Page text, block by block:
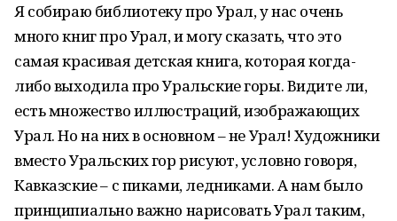
Я собираю библиотеку про Урал, у нас очень
много книг про Урал, и могу сказать, что это
самая красивая детская книга, которая когда-
либо выходила про Уральские горы. Видите ли,
есть множество иллюстраций, изображающих
Урал. Но на них в основном – не Урал! Художники
вместо Уральских гор рисуют, условно говоря,
Кавказские – с пиками, ледниками. А нам было
принципиально важно нарисовать Урал таким,